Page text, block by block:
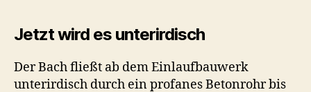
Jetzt wird es unterirdisch
Der Bach fließt ab dem Einlaufbauwerk
unterirdisch durch ein profanes Betonrohr bis